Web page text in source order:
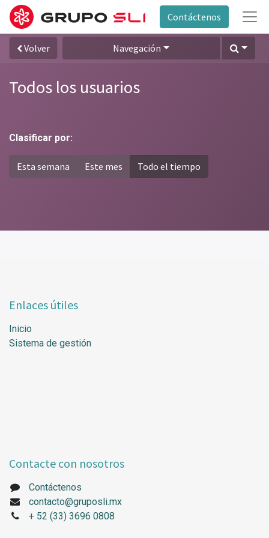
Contáctenos
Volver Navegación
Todos los usuarios
Clasificar por:
Esta semana Este mes Todo el tiempo
Enlaces útiles
Inicio
Sistema de gestión
Contacte con nosotros
Contáctenos
contacto@gruposli.mx
+ 52 (33) 3696 0808